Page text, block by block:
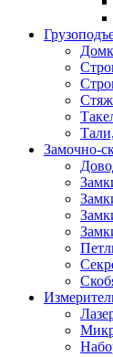
Замочно-